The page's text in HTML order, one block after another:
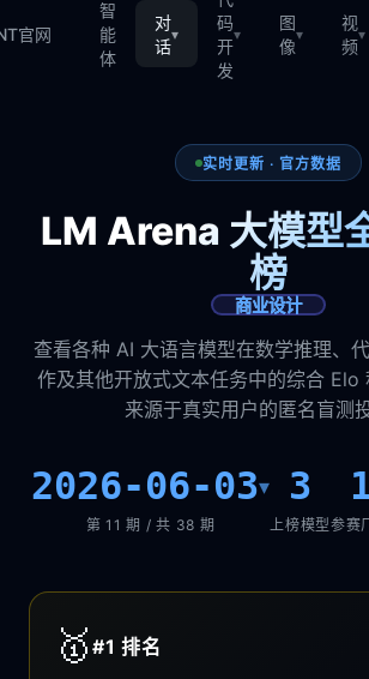
官网
智
能
体
对
话
▾
码
开
发
▾
图
像
▾
视
频
▾
实时更新 · 官方数据
LM Arena 大模型
榜
商业设计
查看各种 AI 大语言模型在数学推理、
作及其他开放式文本任务中的综合 Elo
来源于真实用户的匿名盲测投
2026-06-03▾
第 11 期 / 共 38 期
3
上榜模型参赛
🥇 #1排名